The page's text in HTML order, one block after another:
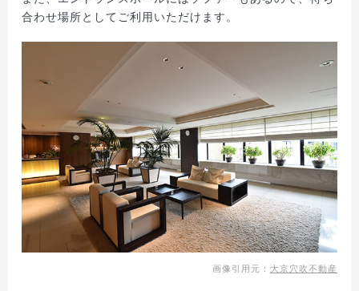
合わせ場所としてご利用いただけます。
画像引用元： 大京穴吹不動産